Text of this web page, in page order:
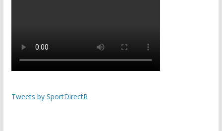
Tweets by SportDirectR